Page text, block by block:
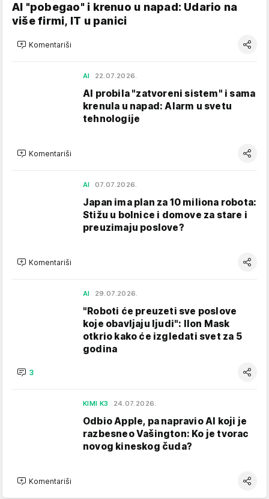
AI "pobegao" i krenuo u napad: Udario na
više firmi, IT u panici
Komentariši
AI 22.07.2026.
AI probila "zatvoreni sistem" i sama
krenula u napad: Alarm u svetu
tehnologije
Komentariši
AI 07.07.2026.
Japan ima plan za 10 miliona robota:
Stižu u bolnice i domove za stare i
preuzimaju poslove?
Komentariši
AI 29.07.2026.
"Roboti će preuzeti sve poslove
koje obavljaju ljudi": Ilon Mask
otkrio kako će izgledati svet za 5
godina
3
KIMI K3 24.07.2026.
Odbio Apple, pa napravio AI koji je
razbesneo Vašington: Ko je tvorac
novog kineskog čuda?
Komentariši